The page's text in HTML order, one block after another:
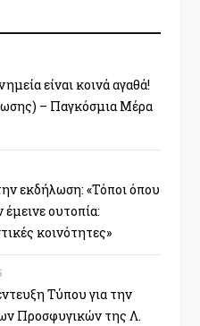
είναι κοινά αγαθά!
– Παγκόσμια Μέρα
εκδήλωση: «Τόποι όπου
έμεινε ουτοπία:
κοινότητες»
Τύπου για την
Προσφυγικών της Λ.